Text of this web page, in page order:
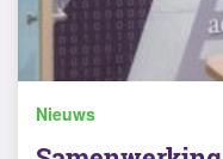
Nieuws